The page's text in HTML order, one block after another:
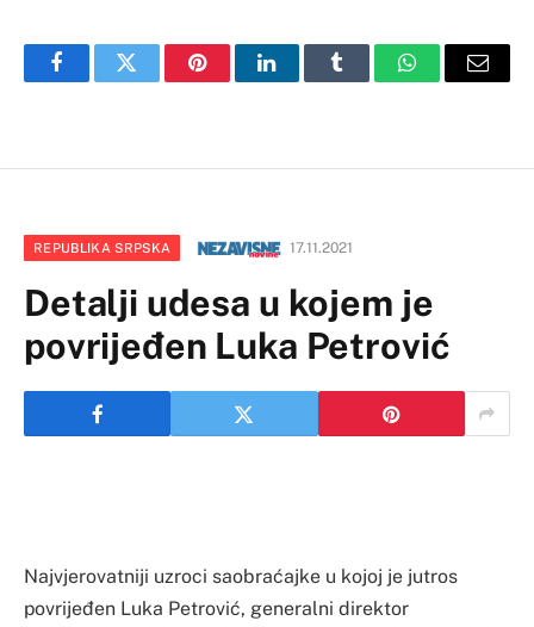
FacebookTwitter PinterestLinkedInTumblr WhatsAppEmail
REPUBLIKA SRPSKA 17.11.2021
Detalji udesa u kojem je
povrijeđen Luka Petrović
Najvjerovatniji uzroci saobraćajke u kojoj je jutros
povrijeđen Luka Petrović, generalni direktor